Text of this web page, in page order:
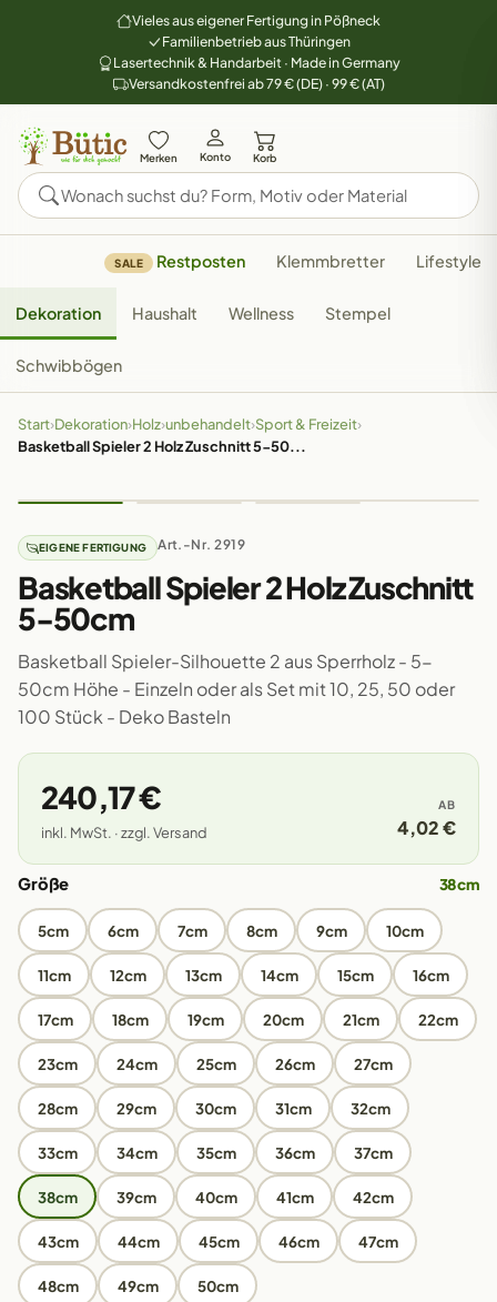
Vieles aus eigener Fertigung in Pößneck
Familienbetrieb aus Thüringen
Lasertechnik & Handarbeit · Made in Germany
Versandkostenfrei ab 79 € (DE) · 99 € (AT)
Merken Konto Korb
SALE Restposten Klemmbretter Lifestyle
Dekoration Haushalt Wellness Stempel
Schwibbögen
Start›Dekoration›Holz›unbehandelt›Sport & Freizeit›
Basketball Spieler 2 Holz Zuschnitt 5-50...
EIGENE FERTIGUNG Art.-Nr. 2919
Basketball Spieler 2 Holz Zuschnitt
5-50cm
Basketball Spieler-Silhouette 2 aus Sperrholz - 5-
50cm Höhe - Einzeln oder als Set mit 10, 25, 50 oder
100 Stück - Deko Basteln
240,17 €
inkl. MwSt. · zzgl. Versand
AB
4,02 €
Größe 38cm
5cm 6cm 7cm 8cm 9cm 10cm
11cm 12cm 13cm 14cm 15cm 16cm
17cm 18cm 19cm 20cm 21cm 22cm
23cm 24cm 25cm 26cm 27cm
28cm 29cm 30cm 31cm 32cm
33cm 34cm 35cm 36cm 37cm
38cm 39cm 40cm 41cm 42cm
43cm 44cm 45cm 46cm 47cm
48cm 49cm 50cm